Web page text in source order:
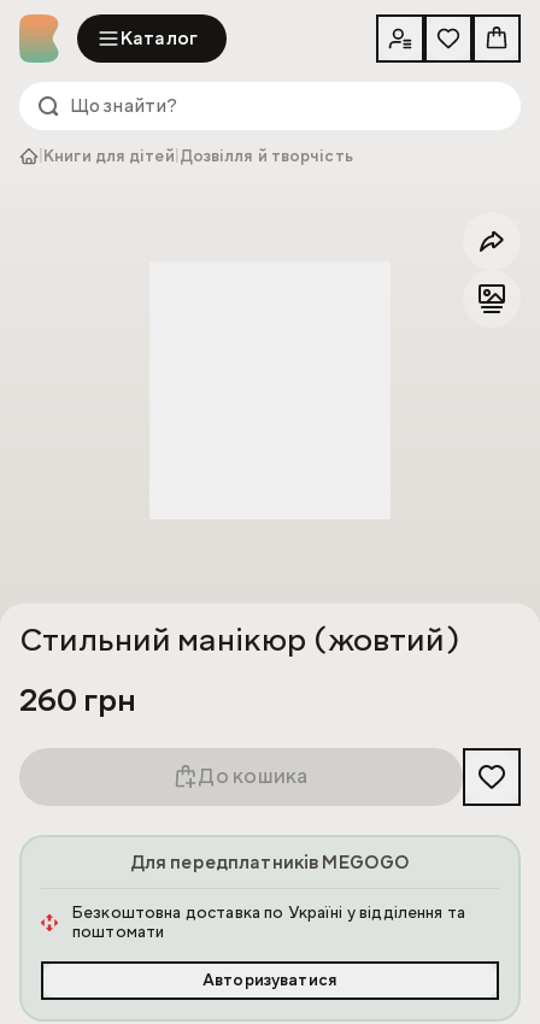
Каталог
Книги для дітей Дозвілля й творчість
Стильний манікюр (жовтий)
260 грн
До кошика
Для передплатників MEGOGO
Безкоштовна доставка по Україні у відділення та
поштомати
Авторизуватися